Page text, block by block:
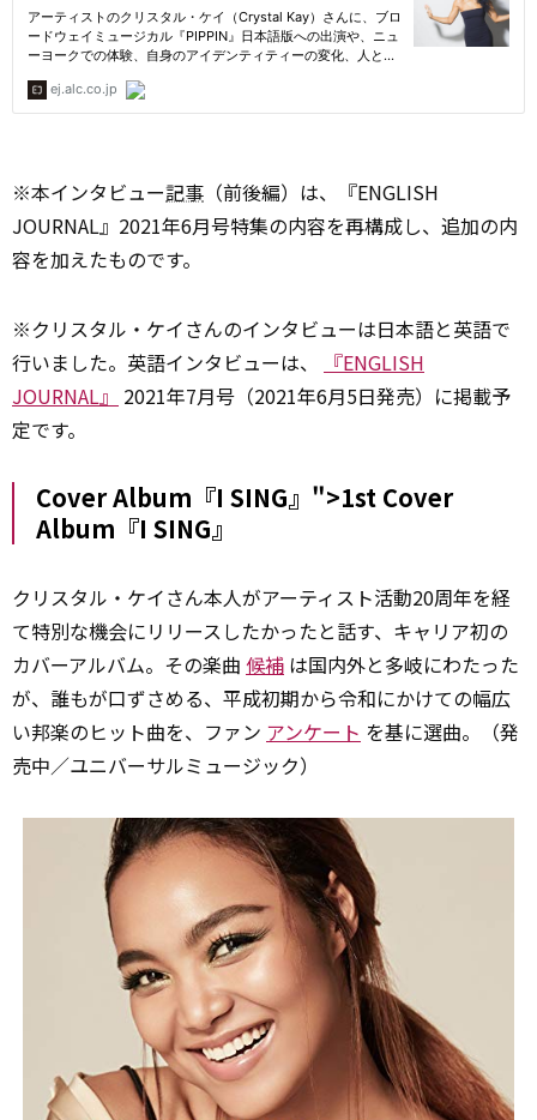
※本インタビュー記事 （前後編）は、『ENGLISH
JOURNAL』2021年6月号特集の内容を再構成し、追加の内
容を加えたものです。
※クリスタル・ケイさんのインタビューは日本語と英語で
行いました。英語インタビューは、
『ENGLISH
JOURNAL』 2021年7月号（2021年6月5日発売）に掲載予
定です。
Cover Album『I SING』">1st Cover
Album『I SING』
クリスタル・ケイさん本人がアーティスト活動20周年を経
て特別な機会にリリースしたかったと話す、キャリア初の
カバーアルバム。その楽曲 候補 は国内外と多岐にわたった
が、誰もが口ずさめる、平成初期から令和にかけての幅広
い邦楽のヒット曲を、ファン アンケート を基に選曲。（発
売中／ユニバーサルミュージック）